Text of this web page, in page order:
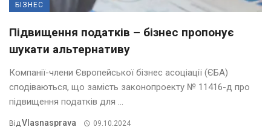
БІЗНЕС
Підвищення податків – бізнес пропонує
шукати альтернативу
Компанії-члени Європейської бізнес асоціації (ЄБА)
сподіваються, що замість законопроекту № 11416-д про
підвищення податків для ...
ВідVlasnasprava 09.10.2024